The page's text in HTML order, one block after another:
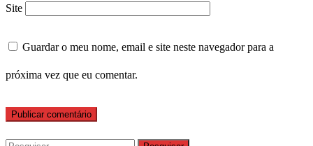
Site
Guardar o meu nome, email e site neste navegador para a
próxima vez que eu comentar.